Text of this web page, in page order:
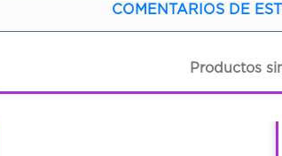
COMENTARIOS DE
Productos